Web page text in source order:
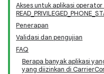
Akses untuk aplikasi
Penerapan
Validasi dan pengujian
FAQ
Berapa banyak aplikasi
yang diizinkan di